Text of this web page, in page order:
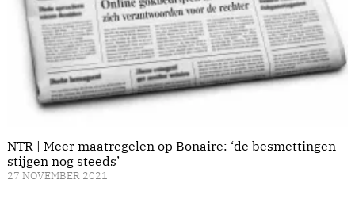
NTR | Meer maatregelen op Bonaire: ‘de besmettingen
stijgen nog steeds’
27 NOVEMBER 2021